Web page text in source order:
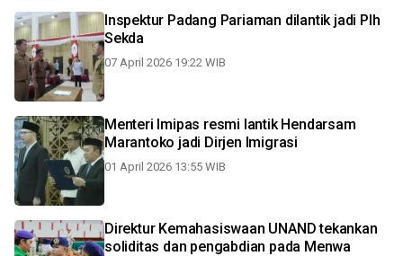
Inspektur Padang Pariaman dilantik jadi Plh
Sekda
07 April 2026 19:22 WIB
Menteri Imipas resmi lantik Hendarsam
Marantoko jadi Dirjen Imigrasi
01 April 2026 13:55 WIB
Direktur Kemahasiswaan UNAND tekankan
soliditas dan pengabdian pada Menwa